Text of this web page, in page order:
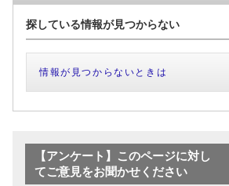
探している情報が見つからない
情報が見つからないときは
【アンケート】このページに対し
てご意見をお聞かせください